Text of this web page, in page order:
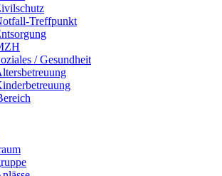
Treffpunkt
/ Gesundheit